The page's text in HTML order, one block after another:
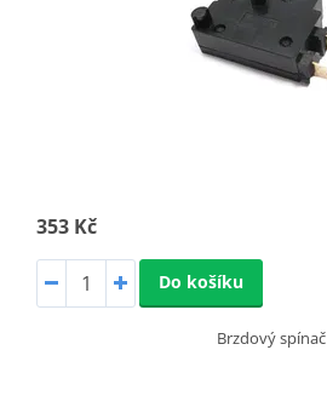
353 Kč
Do košíku
Brzdový spínač